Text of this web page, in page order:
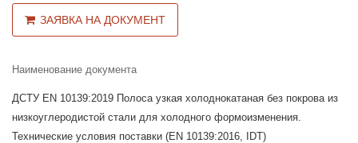
ЗАЯВКА НА ДОКУМЕНТ
Наименование документа
ДСТУ EN 10139:2019 Полоса узкая холоднокатаная без покрова из
низкоуглеродистой стали для холодного формоизменения.
Технические условия поставки (EN 10139:2016, IDT)